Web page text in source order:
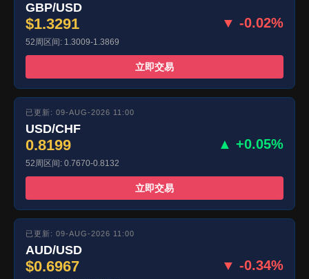
GBP/USD
$1.3291 ▼ -0.02%
52周区间: 1.3009-1.3869
立即交易
已更新: 09-AUG-2026 11:00
USD/CHF
0.8199 ▲ +0.05%
52周区间: 0.7670-0.8132
立即交易
已更新: 09-AUG-2026 11:00
AUD/USD
$0.6967 ▼ -0.34%